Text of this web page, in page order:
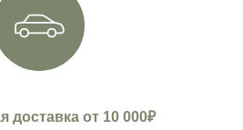
доставка от 10 000₽